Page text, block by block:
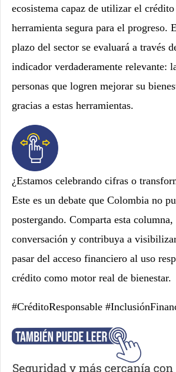
ecosistema capaz de utilizar el
herramienta segura para el progreso.
plazo del sector se evaluará a través
indicador verdaderamente relevante:
personas que logren mejorar su
gracias a estas herramientas.
¿Estamos celebrando cifras o
Este es un debate que Colombia no
postergando. Comparta esta columna,
conversación y contribuya a
pasar del acceso financiero al uso
crédito como motor real de bienestar.
#CréditoResponsable